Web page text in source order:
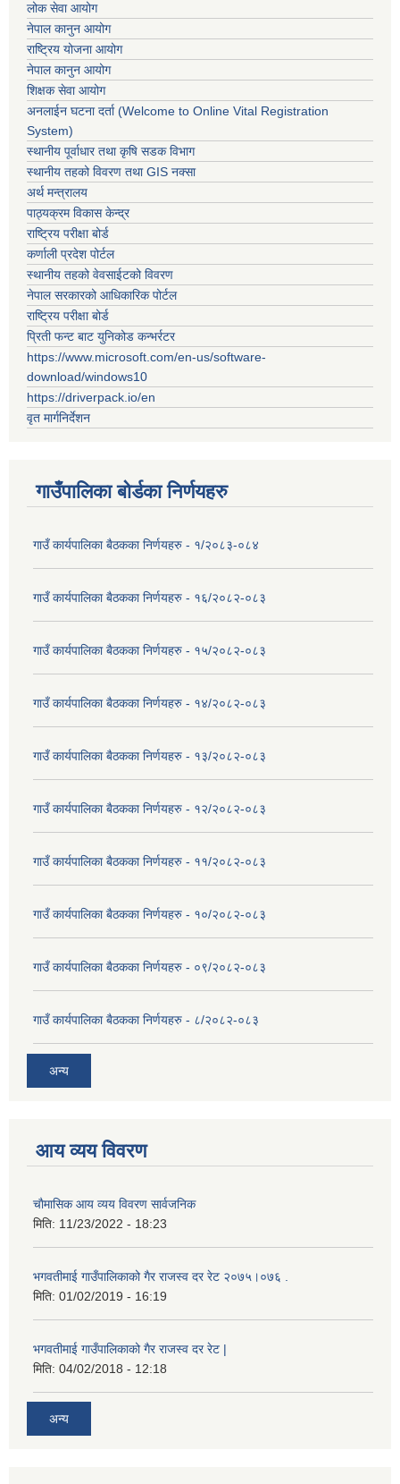
लोक सेवा आयोग
नेपाल कानुन आयोग
राष्ट्रिय योजना आयोग
नेपाल कानुन आयोग
शिक्षक सेवा आयोग
अनलाईन घटना दर्ता (Welcome to Online Vital Registration
System)
स्थानीय पूर्वाधार तथा कृषि सडक विभाग
स्थानीय तहको विवरण तथा GIS नक्सा
अर्थ मन्त्रालय
पाठ्यक्रम विकास केन्द्र
राष्ट्रिय परीक्षा बोर्ड
कर्णाली प्रदेश पोर्टल
स्थानीय तहको वेवसाईटको विवरण
नेपाल सरकारको आधिकारिक पोर्टल
राष्ट्रिय परीक्षा बोर्ड
प्रिती फन्ट बाट युनिकोड कन्भर्रटर
https://www.microsoft.com/en-us/software-
download/windows10
https://driverpack.io/en
वृत मार्गनिर्देशन
गाउँपालिका बोर्डका निर्णयहरु
गाउँ कार्यपालिका बैठकका निर्णयहरु - १/२०८३-०८४
गाउँ कार्यपालिका बैठकका निर्णयहरु - १६/२०८२-०८३
गाउँ कार्यपालिका बैठकका निर्णयहरु - १५/२०८२-०८३
गाउँ कार्यपालिका बैठकका निर्णयहरु - १४/२०८२-०८३
गाउँ कार्यपालिका बैठकका निर्णयहरु - १३/२०८२-०८३
गाउँ कार्यपालिका बैठकका निर्णयहरु - १२/२०८२-०८३
गाउँ कार्यपालिका बैठकका निर्णयहरु - ११/२०८२-०८३
गाउँ कार्यपालिका बैठकका निर्णयहरु - १०/२०८२-०८३
गाउँ कार्यपालिका बैठकका निर्णयहरु - ०९/२०८२-०८३
गाउँ कार्यपालिका बैठकका निर्णयहरु - ८/२०८२-०८३
अन्य
आय व्यय विवरण
चाैमासिक आय व्यय विवरण सार्वजनिक
मिति: 11/23/2022 - 18:23
भगवतीमाई गाउँपालिकाको गैर राजस्व दर रेट २०७५।०७६ .
मिति: 01/02/2019 - 16:19
भगवतीमाई गाउँपालिकाको गैर राजस्व दर रेट |
मिति: 04/02/2018 - 12:18
अन्य